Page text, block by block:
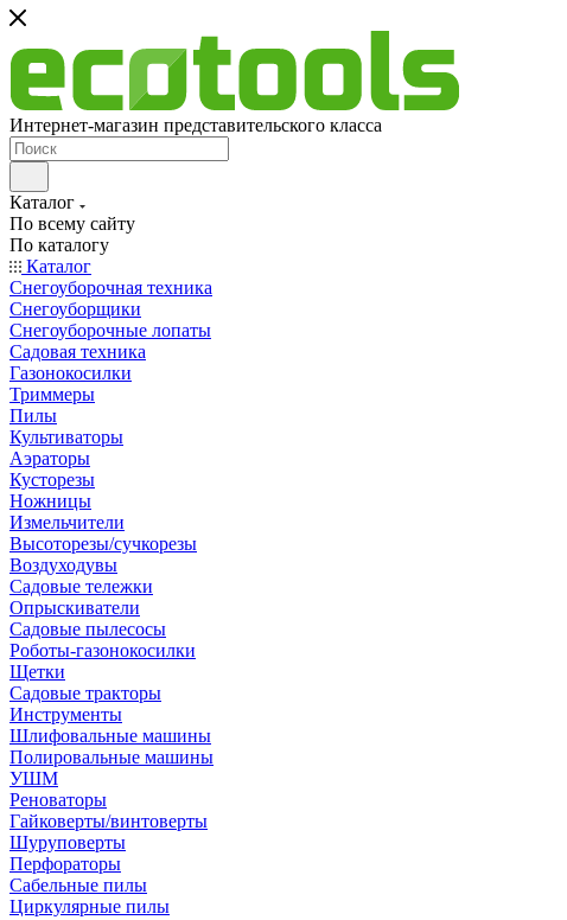
Интернет-магазин представительского класса
Каталог
По всему сайту
По каталогу
Каталог
Снегоуборочная техника
Снегоуборщики
Снегоуборочные лопаты
Садовая техника
Газонокосилки
Триммеры
Пилы
Культиваторы
Аэраторы
Кусторезы
Ножницы
Измельчители
Высоторезы/сучкорезы
Воздуходувы
Садовые тележки
Опрыскиватели
Садовые пылесосы
Роботы-газонокосилки
Щетки
Садовые тракторы
Инструменты
Шлифовальные машины
Полировальные машины
УШМ
Реноваторы
Гайковерты/винтоверты
Шуруповерты
Перфораторы
Сабельные пилы
Циркулярные пилы